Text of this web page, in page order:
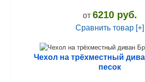
от 6210 руб.
Сравнить товар [+]
Чехол на трёхместный
песок